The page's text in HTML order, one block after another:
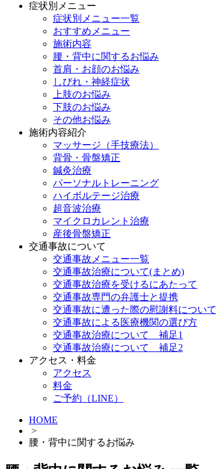
症状別メニュー
症状別メニュー一覧
おすすめメニュー
施術内容
腰・背中に関するお悩み
首肩・お顔のお悩み
しびれ・神経症状
上肢のお悩み
下肢のお悩み
その他お悩み
施術内容紹介
マッサージ（手技療法）
背骨・骨盤矯正
鍼灸治療
パーソナルトレーニング
ハイボルテージ治療
超音波治療
マイクロカレント治療
産後骨盤矯正
交通事故について
交通事故メニュー一覧
交通事故治療について(まとめ)
交通事故治療を受けるにあたって
交通事故専門の弁護士と提携
交通事故に遭った際の慰謝料について
交通事故による医療機関の選び方
交通事故治療について 補足1
交通事故治療について 補足2
アクセス・料金
アクセス
料金
ご予約（LINE）
HOME
>
腰・背中に関するお悩み